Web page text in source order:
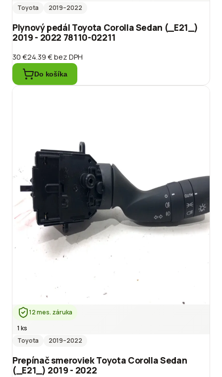
Toyota
2019–2022
Plynový pedál Toyota Corolla Sedan (_E21_)
2019 - 2022 78110-02211
30 €24.39 €bez DPH
Do košíka
12 mes. záruka
1 ks
Toyota
2019–2022
Prepínač smeroviek Toyota Corolla Sedan
(_E21_) 2019 - 2022